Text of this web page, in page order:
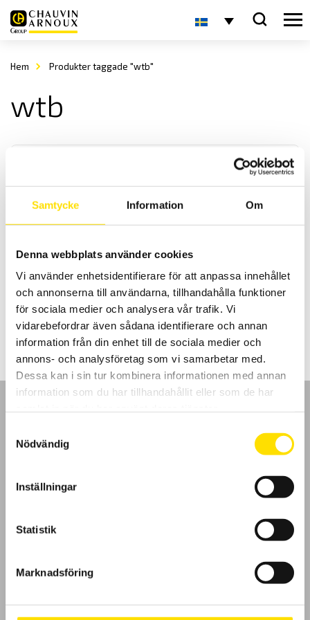
Samtycke Information Om
Denna webbplats använder cookies
Vi använder enhetsidentifierare för att anpassa innehållet
och annonserna till användarna, tillhandahålla funktioner
för sociala medier och analysera vår trafik. Vi
vidarebefordrar även sådana identifierare och annan
information från din enhet till de sociala medier och
annons- och analysföretag som vi samarbetar med.
Dessa kan i sin tur kombinera informationen med annan
information som du har tillhandahållit eller som de har
Nödvändig
Inställningar
Statistik
Marknadsföring
Hem Produkter taggade "wtb"
wtb
KERN WTB Bordsvåg
Bordsvågen WTB från Kern är en kompakt och smidig våg med en
maxkapacitet upp till 30 kg
3,350.00kr LÄS MER